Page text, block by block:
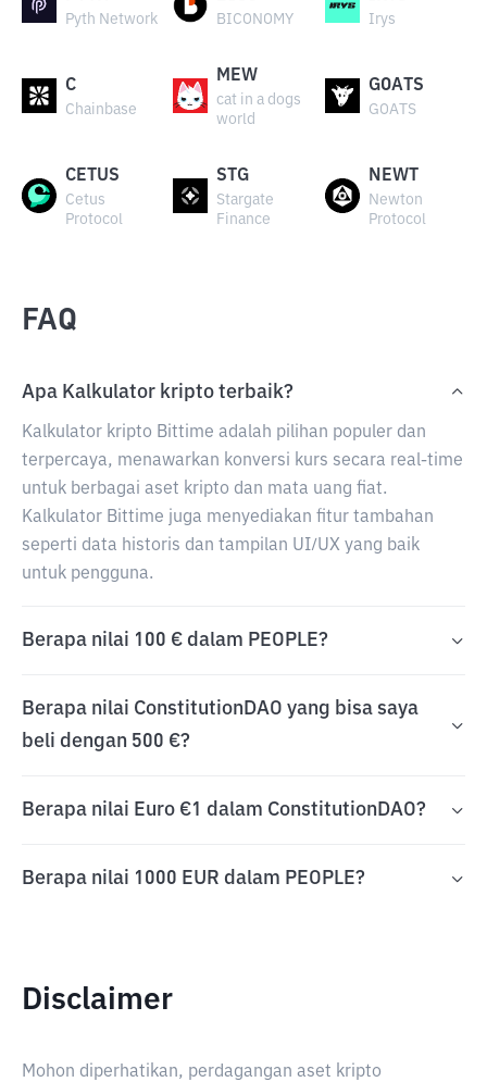
Pyth Network BICONOMY Irys
C
Chainbase
MEW
cat in a dogs
world
GOATS
GOATS
CETUS
Cetus
Protocol
STG
Stargate
Finance
NEWT
Newton
Protocol
FAQ
Apa Kalkulator kripto terbaik?
Kalkulator kripto Bittime adalah pilihan populer dan
terpercaya, menawarkan konversi kurs secara real-time
untuk berbagai aset kripto dan mata uang fiat.
Kalkulator Bittime juga menyediakan fitur tambahan
seperti data historis dan tampilan UI/UX yang baik
untuk pengguna.
Berapa nilai 100 € dalam PEOPLE?
Berapa nilai ConstitutionDAO yang bisa saya
beli dengan 500 €?
Berapa nilai Euro €1 dalam ConstitutionDAO?
Berapa nilai 1000 EUR dalam PEOPLE?
Disclaimer
Mohon diperhatikan, perdagangan aset kripto